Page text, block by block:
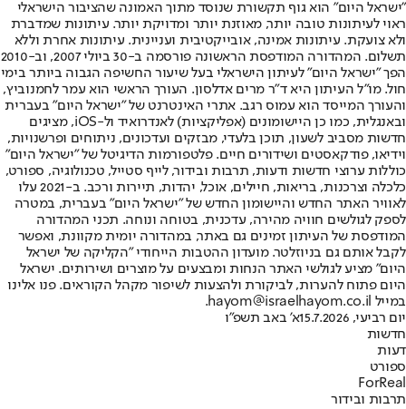
"ישראל היום" הוא גוף תקשורת שנוסד מתוך האמונה שהציבור הישראלי
ראוי לעיתונות טובה יותר, מאוזנת יותר ומדויקת יותר. עיתונות שמדברת
ולא צועקת. עיתונות אמינה, אובייקטיבית ועניינית. עיתונות אחרת וללא
תשלום. המהדורה המודפסת הראשונה פורסמה ב-30 ביולי 2007, וב-2010
הפך "ישראל היום" לעיתון הישראלי בעל שיעור החשיפה הגבוה ביותר בימי
חול. מו"ל העיתון היא ד"ר מרים אדלסון. העורך הראשי הוא עמר לחמנוביץ,
והעורך המייסד הוא עמוס רגב. אתרי האינטרנט של "ישראל היום" בעברית
ובאנגלית, כמו כן היישומונים (אפליקציות) לאנדרואיד ול-iOS, מציגים
חדשות מסביב לשעון, תוכן בלעדי, מבזקים ועדכונים, ניתוחים ופרשנויות,
וידיאו, פודקאסטים ושידורים חיים. פלטפורמות הדיגיטל של "ישראל היום"
כוללות ערוצי חדשות ודעות, תרבות ובידור, לייף סטייל, טכנולוגיה, ספורט,
כלכלה וצרכנות, בריאות, חיילים, אוכל, יהדות, תיירות ורכב. ב-2021 עלו
לאוויר האתר החדש והיישומון החדש של "ישראל היום" בעברית, במטרה
לספק לגולשים חוויה מהירה, עדכנית, בטוחה ונוחה. תכני המהדורה
המודפסת של העיתון זמינים גם באתר, במהדורה יומית מקוונת, ואפשר
לקבל אותם גם בניוזלטר. מועדון ההטבות הייחודי "הקליקה של ישראל
היום" מציע לגולשי האתר הנחות ומבצעים על מוצרים ושירותים. ישראל
היום פתוח להערות, לביקורת ולהצעות לשיפור מקהל הקוראים. פנו אלינו
במייל hayom@israelhayom.co.il.
יום רביעי, 15.7.2026
א' באב תשפ"ו
חדשות
דעות
ספורט
ForReal
תרבות ובידור